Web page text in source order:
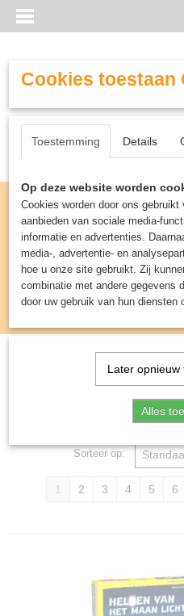
Inloggen Registreren
Spellen & Puzzels
Sorteer op:
1 2 3 4 5 6
Cookies toestaan
Toestemming Details
Op deze website worden
Cookies worden door ons
aanbieden van sociale media-
informatie en advertenties.
media-, advertentie- en
hoe u onze site gebruikt. Zij
combinatie met andere gegevens
door uw gebruik van hun diensten
Later opnieuw
Alles